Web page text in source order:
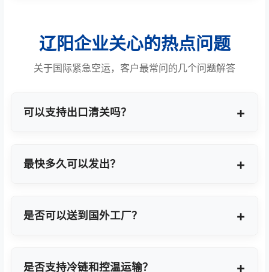
辽阳企业关心的热点问题
关于国际紧急空运，客户最常问的几个问题解答
可以支持出口清关吗？
最快多久可以发出？
是否可以送到国外工厂？
是否支持冷链和控温运输？